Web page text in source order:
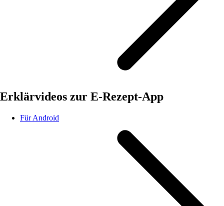
Erklärvideos zur E-Rezept-App
Für Android